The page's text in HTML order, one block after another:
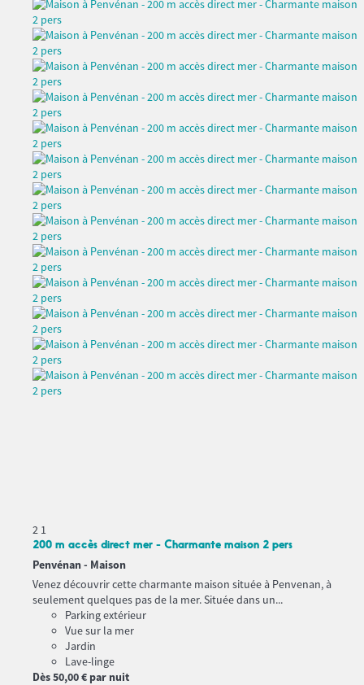
2 1
200 m accès direct mer - Charmante maison 2 pers
Penvénan - Maison
Venez découvrir cette charmante maison située à Penvenan, à
seulement quelques pas de la mer. Située dans un...
Parking extérieur
Vue sur la mer
Jardin
Lave-linge
Dès50,00 € par nuit